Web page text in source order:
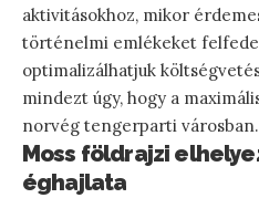
aktivitásokhoz, mikor
történelmi emlékeket
optimalizálhatjuk
mindezt úgy, hogy a
norvég tengerparti városban.
Moss földrajzi
éghajlata